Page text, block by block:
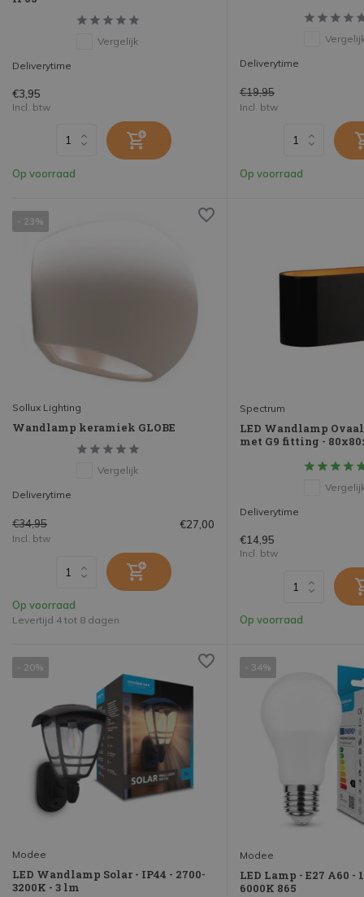
Vergelijk
Deliverytime
€3,95
Incl. btw
Op voorraad
Deliverytime
€19,95
Incl. btw
Op voorraad
- 23%
Sollux Lighting
Wandlamp keramiek GLOBE
Vergelijk
Deliverytime
€34,95 €27,00
Incl. btw
Op voorraad
Levertijd 4 tot 8 dagen
Spectrum
LED Wandlamp
met G9 fitting -
Deliverytime
€14,95
Incl. btw
Op voorraad
- 20%
Modee
LED Wandlamp Solar - IP44 - 2700-
3200K - 3 lm
- 34%
Modee
LED Lamp - E27 A60 -
6000K 865